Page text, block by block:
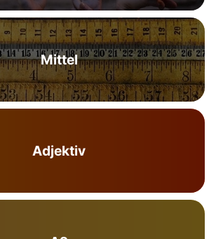
Mittel
Adjektiv